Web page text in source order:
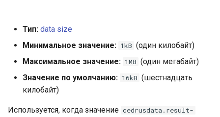
Тип: data size
Минимальное значение: 1kB (один килобайт)
Максимальное значение: 1MB (один мегабайт)
Значение по умолчанию: 16kB (шестнадцать
килобайт)
Используется, когда значение cedrusdata.result-